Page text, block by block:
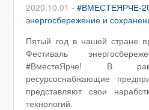
2020.10.01 -#ВМЕСТЕЯРЧЕ-
энергосбережение и
Пятый год в нашей стране
Фестиваль
#ВместеЯрче! В
ресурсоснабжающие
представляют свои
технологий.